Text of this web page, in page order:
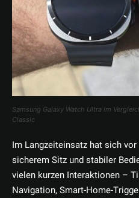
Samsung Galaxy Watch Ultra im
Classic
Im Langzeiteinsatz hat sich
sicherem Sitz und stabiler
vielen kurzen Interaktionen –
Navigation, Smart-Home-